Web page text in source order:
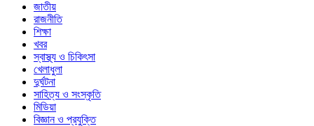
জাতীয়
রাজনীতি
শিক্ষা
খবর
স্বাস্থ্য ও চিকিৎসা
খেলাধুলা
দুর্ঘটনা
সাহিত্য ও সংস্কৃতি
মিডিয়া
বিজ্ঞান ও প্রযুক্তি